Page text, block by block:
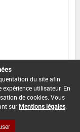
du site afin
utilisateur. En
de cookies. Vous
sur Mentions légales